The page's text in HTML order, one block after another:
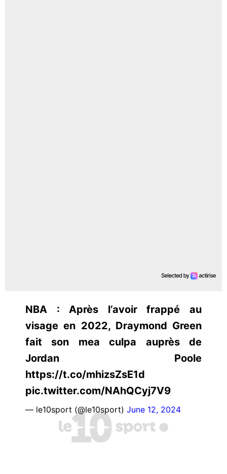
NBA : Après l’avoir frappé au
visage en 2022, Draymond Green
fait son mea culpa auprès de
Jordan Poole
https://t.co/mhizsZsE1d
pic.twitter.com/NAhQCyj7V9
— le10sport (@le10sport) June 12, 2024